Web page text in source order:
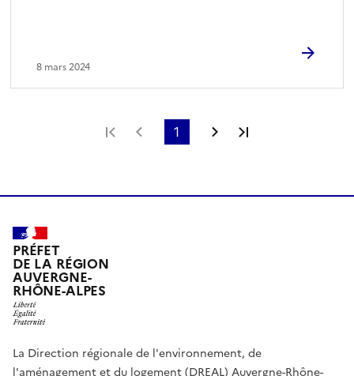
8 mars 2024
Première page
Page précédente
1 Page suivante
PRÉFET
DE LA RÉGION
AUVERGNE-
RHÔNE-ALPES
La Direction régionale de l'environnement, de
l'aménagement et du logement (DREAL) Auvergne-Rhône-